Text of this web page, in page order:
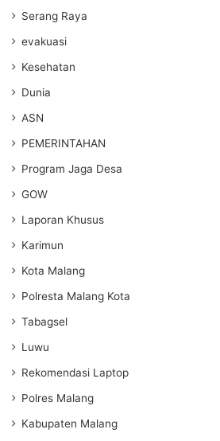
Serang Raya
evakuasi
Kesehatan
Dunia
ASN
PEMERINTAHAN
Program Jaga Desa
GOW
Laporan Khusus
Karimun
Kota Malang
Polresta Malang Kota
Tabagsel
Luwu
Rekomendasi Laptop
Polres Malang
Kabupaten Malang